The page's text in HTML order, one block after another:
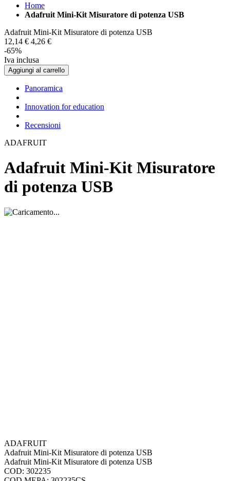
Home
Adafruit Mini-Kit Misuratore di potenza USB
Adafruit Mini-Kit Misuratore di potenza USB
12,14 € 4,26 €
-65%
Iva inclusa
Aggiungi al carrello
Panoramica
Innovation for education
Recensioni
ADAFRUIT
Adafruit Mini-Kit Misuratore
di potenza USB
ADAFRUIT
Adafruit Mini-Kit Misuratore di potenza USB
Adafruit Mini-Kit Misuratore di potenza USB
COD: 302235